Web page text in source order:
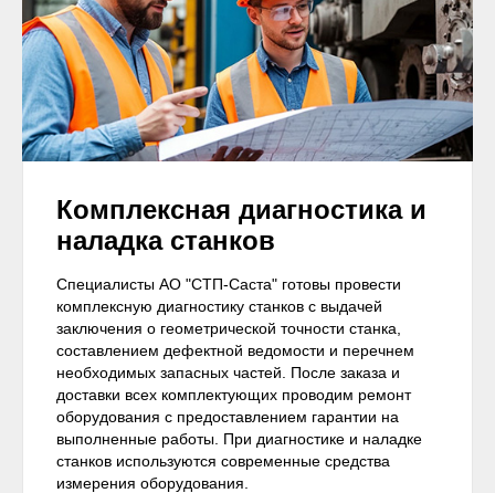
Комплексная диагностика и
наладка станков
Специалисты АО "СТП-Саста" готовы провести
комплексную диагностику станков c выдачей
заключения о геометрической точности станка,
составлением дефектной ведомости и перечнем
необходимых запасных частей. После заказа и
доставки всех комплектующих проводим ремонт
оборудования с предоставлением гарантии на
выполненные работы. При диагностике и наладке
станков используются современные средства
измерения оборудования.